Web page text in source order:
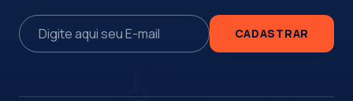
CADASTRAR